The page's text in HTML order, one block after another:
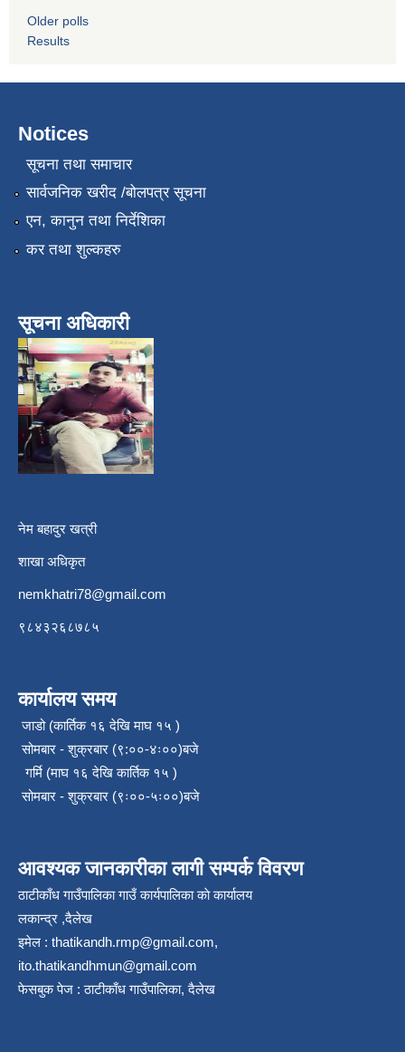
Older polls
Results
Notices
सूचना तथा समाचार
सार्वजनिक खरीद /बोलपत्र सूचना
एन, कानुन तथा निर्देशिका
कर तथा शुल्कहरु
सूचना अधिकारी
नेम बहादुर खत्री
शाखा अधिकृत
nemkhatri78@gmail.com
९८४३२६८७८५
कार्यालय समय
जाडो (कार्तिक १६ देखि माघ १५ )
सोमबार - शुक्रबार (९:००-४ः००)बजे
गर्मि (माघ १६ देखि कार्तिक १५ )
सोमबार - शुक्रबार (९ः००-५ः००)बजे
आवश्यक जानकारीका लागी सम्पर्क विवरण
ठाटीकाँध गाउँपालिका गाउँ कार्यपालिका काे कार्यालय
लकान्द्र ,दैलेख
इमेल : thatikandh.rmp@gmail.com,
ito.thatikandhmun@gmail.com
फेसबुक पेज : ठाटीकाँध गाउँपालिका, दैलेख